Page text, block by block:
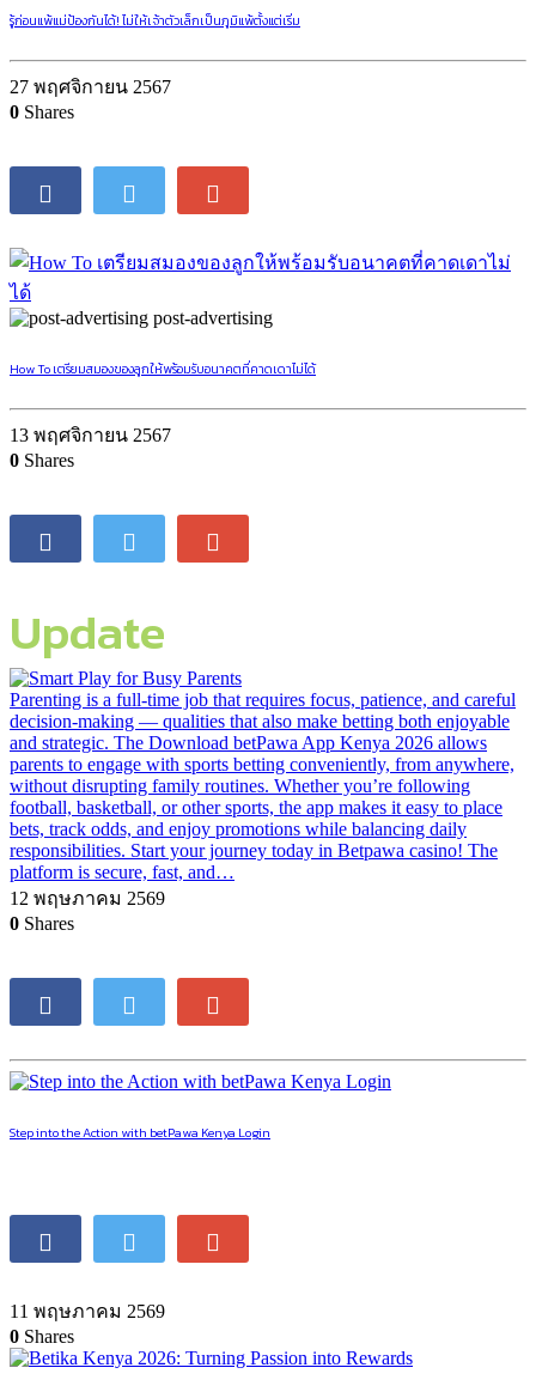
รู้ก่อนแพ้แม่ป้องกันได้! ไม่ให้เจ้าตัวเล็กเป็นภูมิแพ้ตั้งแต่เริ่ม
27 พฤศจิกายน 2567
0 Shares
post-advertising
How To เตรียมสมองของลูกให้พร้อมรับอนาคตที่คาดเดาไม่ได้
13 พฤศจิกายน 2567
0 Shares
Update
Parenting is a full-time job that requires focus, patience, and careful
decision-making — qualities that also make betting both enjoyable
and strategic. The Download betPawa App Kenya 2026 allows
parents to engage with sports betting conveniently, from anywhere,
without disrupting family routines. Whether you’re following
football, basketball, or other sports, the app makes it easy to place
bets, track odds, and enjoy promotions while balancing daily
responsibilities. Start your journey today in Betpawa casino! The
platform is secure, fast, and…
12 พฤษภาคม 2569
0 Shares
Step into the Action with betPawa Kenya Login
11 พฤษภาคม 2569
0 Shares